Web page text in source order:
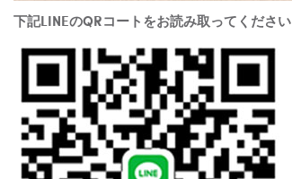
下記LINEのQRコートをお読み取ってください